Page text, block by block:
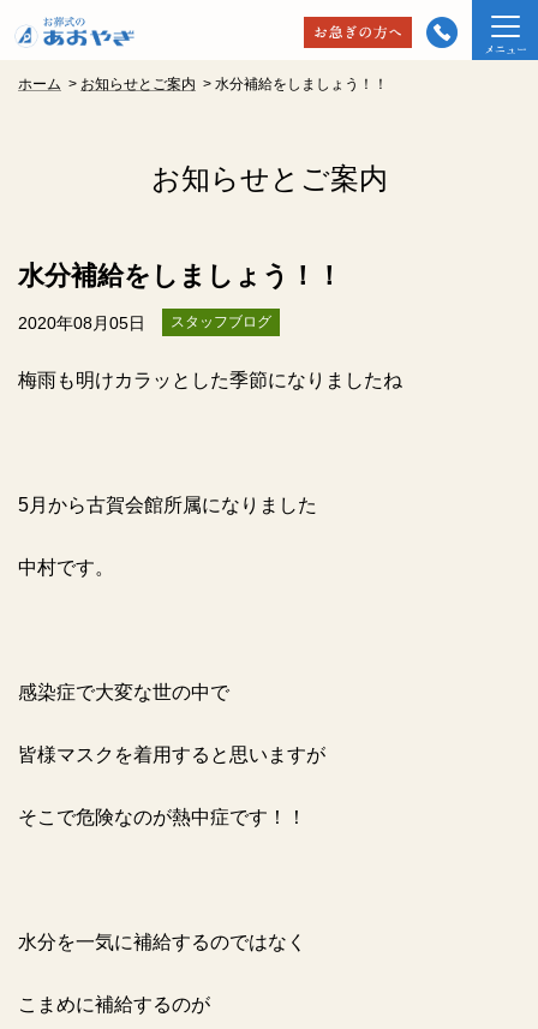
ホーム > お知らせとご案内 > 水分補給をしましょう！！
お知らせとご案内
水分補給をしましょう！！
2020年08月05日 スタッフブログ
梅雨も明けカラッとした季節になりましたね
5月から古賀会館所属になりました
中村です。
感染症で大変な世の中で
皆様マスクを着用すると思いますが
そこで危険なのが熱中症です！！
水分を一気に補給するのではなく
こまめに補給するのが